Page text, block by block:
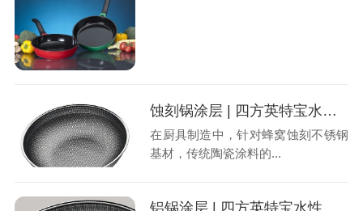
蚀刻锅涂层 | 四方英特宝水性陶瓷内涂涂料
在厨具制造中，针对蜂窝蚀刻不锈钢
基材，传统陶瓷涂料的...